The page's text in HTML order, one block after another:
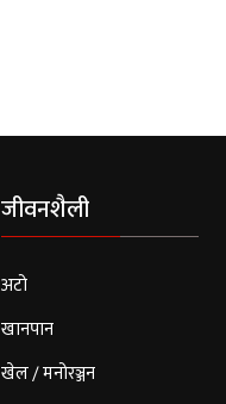
जीवनशैली
अटो
खानपान
खेल / मनोरञ्जन